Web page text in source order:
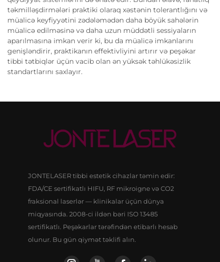
təkmilləşdirmələri praktiki olaraq xəstənin tolerantlığını və
müalicə keyfiyyətini zədələmədən daha böyük sahələrin
müalicə edilməsinə və daha uzun müddətli sessiyaların
aparılmasına imkan verir ki, bu da müalicə imkanlarını
genişləndirir, praktikanın effektivliyini artırır və peşəkar
tibbi tətbiqlər üçün vacib olan ən yüksək təhlükəsizlik
standartlarını saxlayır.
JONTELASER tibbi estetik cihazlar təmin edir:
FDA/CE sertifikatlı HIFU, RF mikroigne və CO2
fraksional laserlər — klinikalar üçün dünya
miqyasında. 2008-ci ildən bəri ISO 13485
sertifikatlı. Peşəkarlar tərəfindən etibarlı hesab
olunur. Bu gün qiymət təklifi alın.